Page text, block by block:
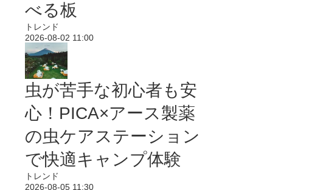
べる板
トレンド
2026-08-02 11:00
虫が苦手な初心者も安
心！PICA×アース製薬
の虫ケアステーション
で快適キャンプ体験
トレンド
2026-08-05 11:30